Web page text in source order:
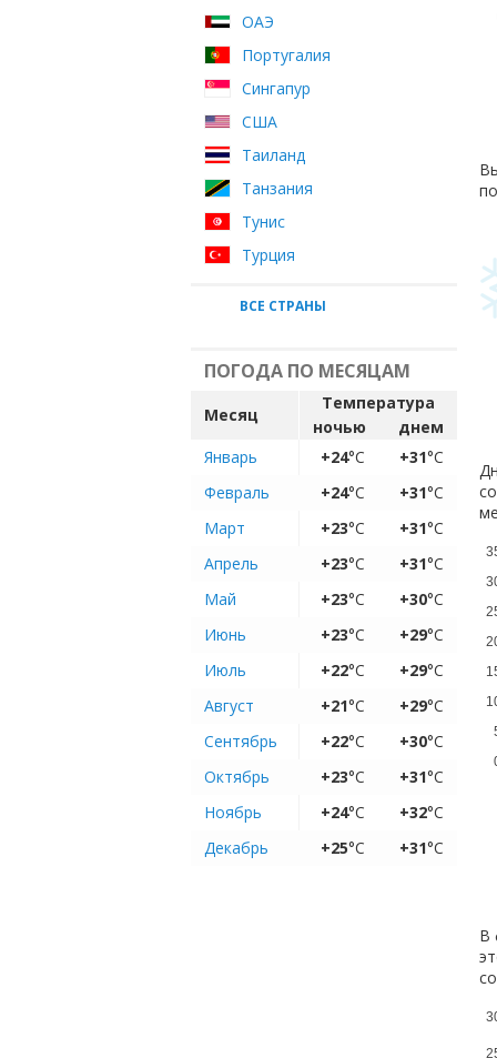
ОАЭ
Португалия
Сингапур
США
Таиланд
Танзания
Тунис
Турция
ВСЕ СТРАНЫ
ПОГОДА ПО МЕСЯЦАМ
Месяц
Температура
ночью
днем
Январь
+24°C +31°C
Февраль
+24°C +31°C
Март
+23°C +31°C
Апрель
+23°C +31°C
Май
+23°C +30°C
Июнь
+23°C +29°C
Июль
+22°C +29°C
Август
+21°C +29°C
Сентябрь
+22°C +30°C
Октябрь
+23°C +31°C
Ноябрь
+24°C +32°C
Декабрь
+25°C +31°C
В